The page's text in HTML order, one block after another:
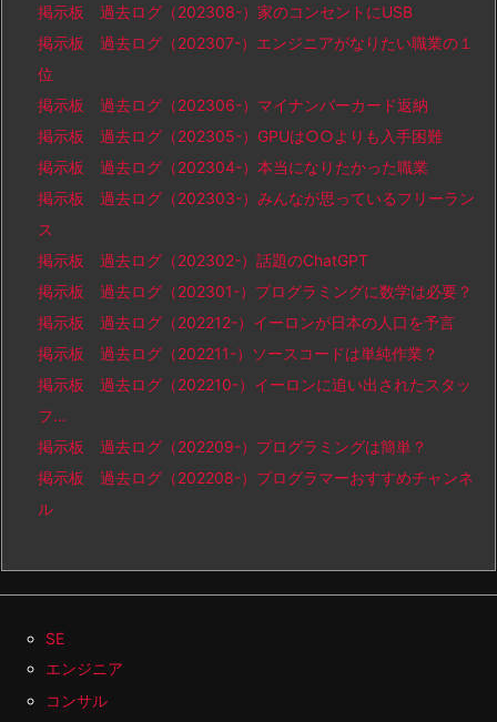
掲示板 過去ログ（202308-）家のコンセントにUSB
掲示板 過去ログ（202307-）エンジニアがなりたい職業の１
位
掲示板 過去ログ（202306-）マイナンバーカード返納
掲示板 過去ログ（202305-）GPUは○○よりも入手困難
掲示板 過去ログ（202304-）本当になりたかった職業
掲示板 過去ログ（202303-）みんなが思っているフリーラン
ス
掲示板 過去ログ（202302-）話題のChatGPT
掲示板 過去ログ（202301-）プログラミングに数学は必要？
掲示板 過去ログ（202212-）イーロンが日本の人口を予言
掲示板 過去ログ（202211-）ソースコードは単純作業？
掲示板 過去ログ（202210-）イーロンに追い出されたスタッ
フ…
掲示板 過去ログ（202209-）プログラミングは簡単？
掲示板 過去ログ（202208-）プログラマーおすすめチャンネ
ル
SE
エンジニア
コンサル